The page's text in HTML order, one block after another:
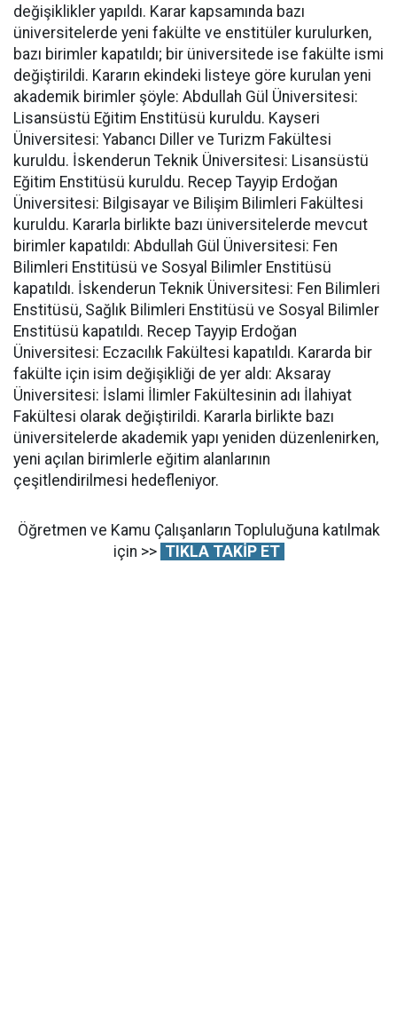
değişiklikler yapıldı. Karar kapsamında bazı
üniversitelerde yeni fakülte ve enstitüler kurulurken,
bazı birimler kapatıldı; bir üniversitede ise fakülte ismi
değiştirildi. Kararın ekindeki listeye göre kurulan yeni
akademik birimler şöyle: Abdullah Gül Üniversitesi:
Lisansüstü Eğitim Enstitüsü kuruldu. Kayseri
Üniversitesi: Yabancı Diller ve Turizm Fakültesi
kuruldu. İskenderun Teknik Üniversitesi: Lisansüstü
Eğitim Enstitüsü kuruldu. Recep Tayyip Erdoğan
Üniversitesi: Bilgisayar ve Bilişim Bilimleri Fakültesi
kuruldu. Kararla birlikte bazı üniversitelerde mevcut
birimler kapatıldı: Abdullah Gül Üniversitesi: Fen
Bilimleri Enstitüsü ve Sosyal Bilimler Enstitüsü
kapatıldı. İskenderun Teknik Üniversitesi: Fen Bilimleri
Enstitüsü, Sağlık Bilimleri Enstitüsü ve Sosyal Bilimler
Enstitüsü kapatıldı. Recep Tayyip Erdoğan
Üniversitesi: Eczacılık Fakültesi kapatıldı. Kararda bir
fakülte için isim değişikliği de yer aldı: Aksaray
Üniversitesi: İslami İlimler Fakültesinin adı İlahiyat
Fakültesi olarak değiştirildi. Kararla birlikte bazı
üniversitelerde akademik yapı yeniden düzenlenirken,
yeni açılan birimlerle eğitim alanlarının
çeşitlendirilmesi hedefleniyor.
Öğretmen ve Kamu Çalışanların Topluluğuna katılmak
için >> TIKLA TAKİP ET